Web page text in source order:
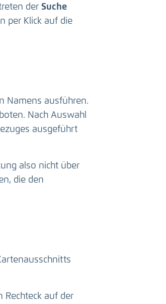
der Suche
per Klick auf die
Namens ausführen.
Nach Auswahl
ausgeführt
also nicht über
die den
Rechteck auf der